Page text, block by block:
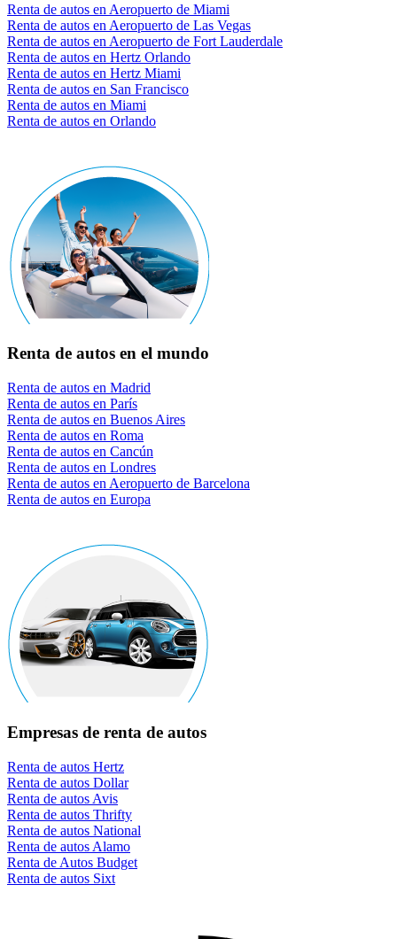
Renta de autos en Aeropuerto de Miami
Renta de autos en Aeropuerto de Las Vegas
Renta de autos en Aeropuerto de Fort Lauderdale
Renta de autos en Hertz Orlando
Renta de autos en Hertz Miami
Renta de autos en San Francisco
Renta de autos en Miami
Renta de autos en Orlando
Renta de autos en el mundo
Renta de autos en Madrid
Renta de autos en París
Renta de autos en Buenos Aires
Renta de autos en Roma
Renta de autos en Cancún
Renta de autos en Londres
Renta de autos en Aeropuerto de Barcelona
Renta de autos en Europa
Empresas de renta de autos
Renta de autos Hertz
Renta de autos Dollar
Renta de autos Avis
Renta de autos Thrifty
Renta de autos National
Renta de autos Alamo
Renta de Autos Budget
Renta de autos Sixt